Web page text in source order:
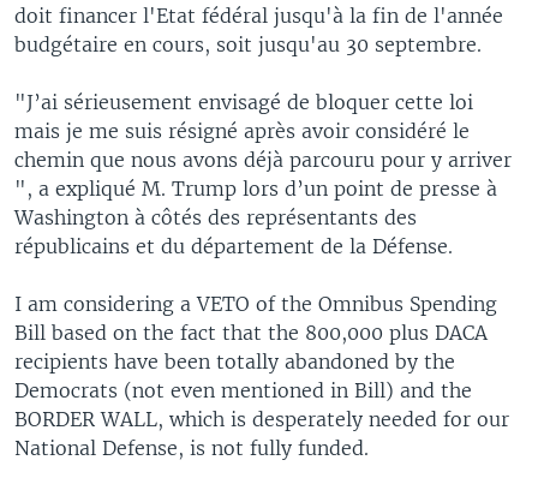
doit financer l'Etat fédéral jusqu'à la fin de l'année
budgétaire en cours, soit jusqu'au 30 septembre.
"J’ai sérieusement envisagé de bloquer cette loi
mais je me suis résigné après avoir considéré le
chemin que nous avons déjà parcouru pour y arriver
", a expliqué M. Trump lors d’un point de presse à
Washington à côtés des représentants des
républicains et du département de la Défense.
I am considering a VETO of the Omnibus Spending
Bill based on the fact that the 800,000 plus DACA
recipients have been totally abandoned by the
Democrats (not even mentioned in Bill) and the
BORDER WALL, which is desperately needed for our
National Defense, is not fully funded.